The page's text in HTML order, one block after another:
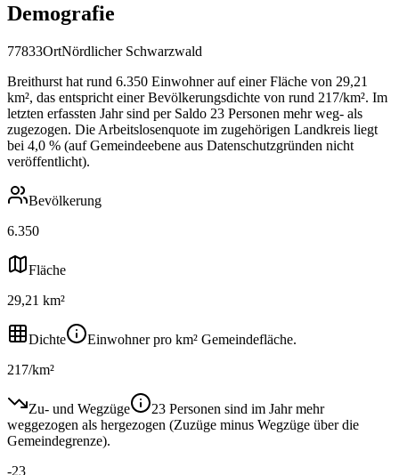
Demografie
77833OrtNördlicher Schwarzwald
Breithurst hat rund 6.350 Einwohner auf einer Fläche von 29,21
km², das entspricht einer Bevölkerungsdichte von rund 217/km². Im
letzten erfassten Jahr sind per Saldo 23 Personen mehr weg- als
zugezogen. Die Arbeitslosenquote im zugehörigen Landkreis liegt
bei 4,0 % (auf Gemeindeebene aus Datenschutzgründen nicht
veröffentlicht).
Bevölkerung
6.350
Fläche
29,21 km²
Dichte
Einwohner pro km² Gemeindefläche.
217/km²
Zu- und Wegzüge
23 Personen sind im Jahr mehr
weggezogen als hergezogen (Zuzüge minus Wegzüge über die
Gemeindegrenze).
-23